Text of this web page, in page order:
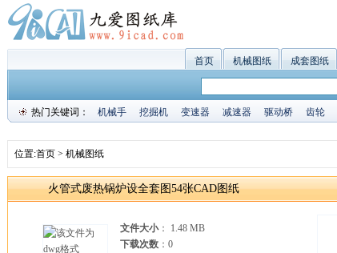
首页 机械图纸 成套图纸
热门关键词： 机械手 挖掘机 变速器 减速器 驱动桥 齿轮
位置:首页 > 机械图纸
火管式废热锅炉设全套图54张CAD图纸
文件大小： 1.48 MB
下载次数 ： 0